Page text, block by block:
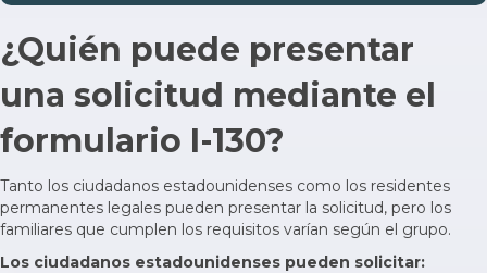
¿Quién puede presentar
una solicitud mediante el
formulario I-130?
Tanto los ciudadanos estadounidenses como los residentes
permanentes legales pueden presentar la solicitud, pero los
familiares que cumplen los requisitos varían según el grupo.
Los ciudadanos estadounidenses pueden solicitar: